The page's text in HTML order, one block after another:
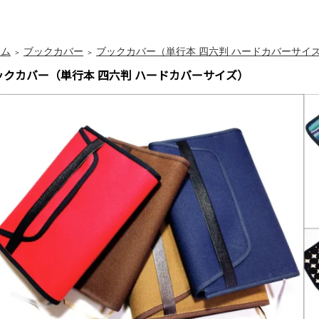
＞ ブックカバー ＞ ブックカバー（単行本 四六判 ハードカバーサイ
カバー（単行本 四六判 ハードカバーサイズ）